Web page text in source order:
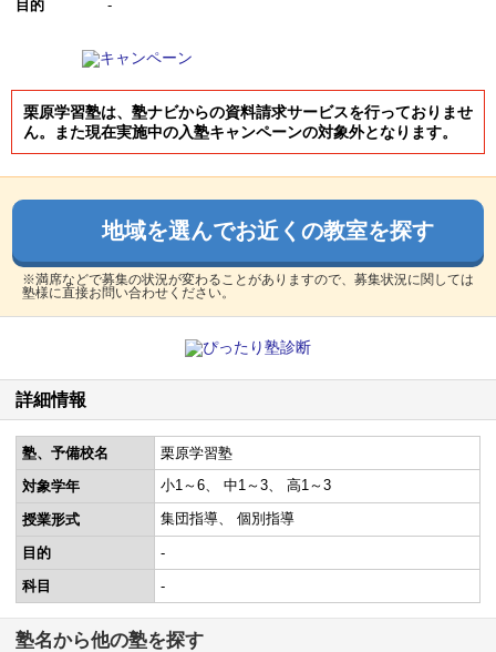
目的 -
栗原学習塾は、塾ナビからの資料請求サービスを行っておりませ
ん。また現在実施中の入塾キャンペーンの対象外となります。
地域を選んでお近くの教室を探す
※満席などで募集の状況が変わることがありますので、募集状況に関しては
塾様に直接お問い合わせください。
詳細情報
塾、予備校名
栗原学習塾
対象学年
小1～6 中1～3 高1～3
授業形式 集団指導 個別指導
目的
-
科目
-
塾名から他の塾を探す